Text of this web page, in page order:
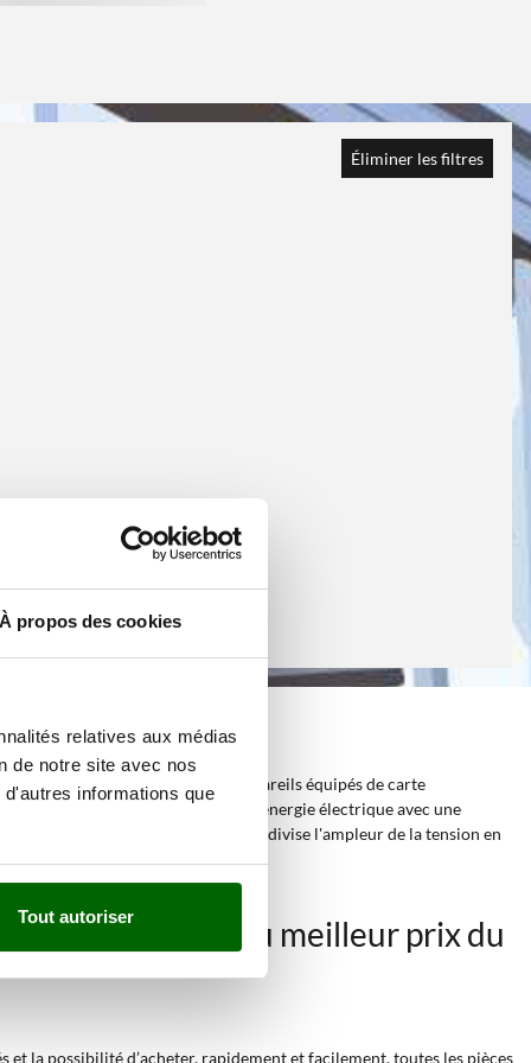
À propos des cookies
relatives aux médias
de notre site avec nos
informations que
Tout autoriser
Éliminer les filtres
adaptés à l'alimentation d'appareils équipés de carte
d'électricité produit une énergie électrique avec une
convertisseur électronique qui divise l'ampleur de la tension en
à inverter
au meilleur prix du
et la possibilité d’acheter, rapidement et facilement, toutes les pièces